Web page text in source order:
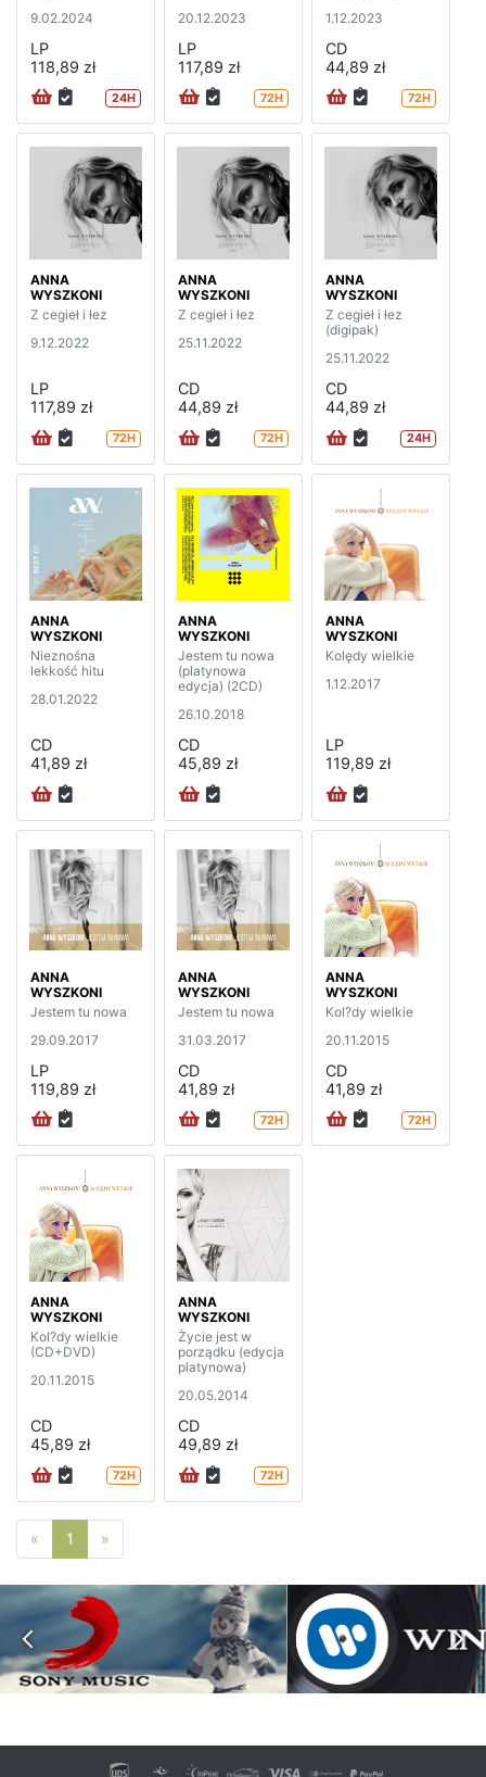
9.02.2024
LP
118,89 zł
24H
20.12.2023
LP
117,89 zł
72H
1.12.2023
CD
44,89 zł
72H
ANNA
WYSZKONI
Z cegieł i łez
9.12.2022
LP
117,89 zł
72H
ANNA
WYSZKONI
Z cegieł i łez
25.11.2022
CD
44,89 zł
72H
ANNA
WYSZKONI
Z cegieł i łez
(digipak)
25.11.2022
CD
44,89 zł
24H
ANNA
WYSZKONI
Nieznośna
lekkość hitu
28.01.2022
CD
41,89 zł
ANNA
WYSZKONI
Jestem tu nowa
(platynowa
edycja) (2CD)
26.10.2018
CD
45,89 zł
ANNA
WYSZKONI
Kolędy wielkie
1.12.2017
LP
119,89 zł
ANNA
WYSZKONI
Jestem tu nowa
29.09.2017
LP
119,89 zł
ANNA
WYSZKONI
Jestem tu nowa
31.03.2017
CD
41,89 zł
72H
ANNA
WYSZKONI
Kol?dy wielkie
20.11.2015
CD
41,89 zł
72H
ANNA
WYSZKONI
Kol?dy wielkie
(CD+DVD)
20.11.2015
CD
45,89 zł
72H
ANNA
WYSZKONI
Życie jest w
porządku (edycja
platynowa)
20.05.2014
CD
49,89 zł
72H
« Poprzednia strona
1 »